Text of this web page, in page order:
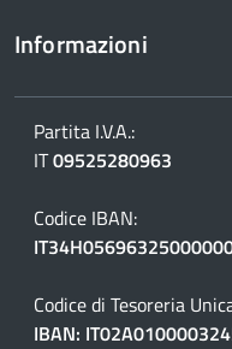
Informazioni
Partita I.V.A.:
IT09525280963
Codice IBAN:
Codice di Tesoreria
IBAN: